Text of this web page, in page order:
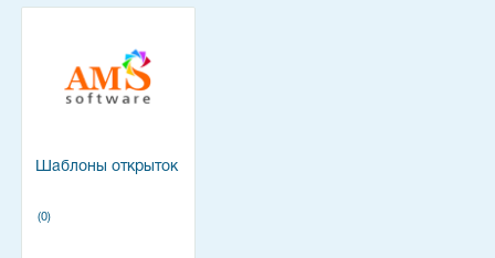
Шаблоны открыток
(0)